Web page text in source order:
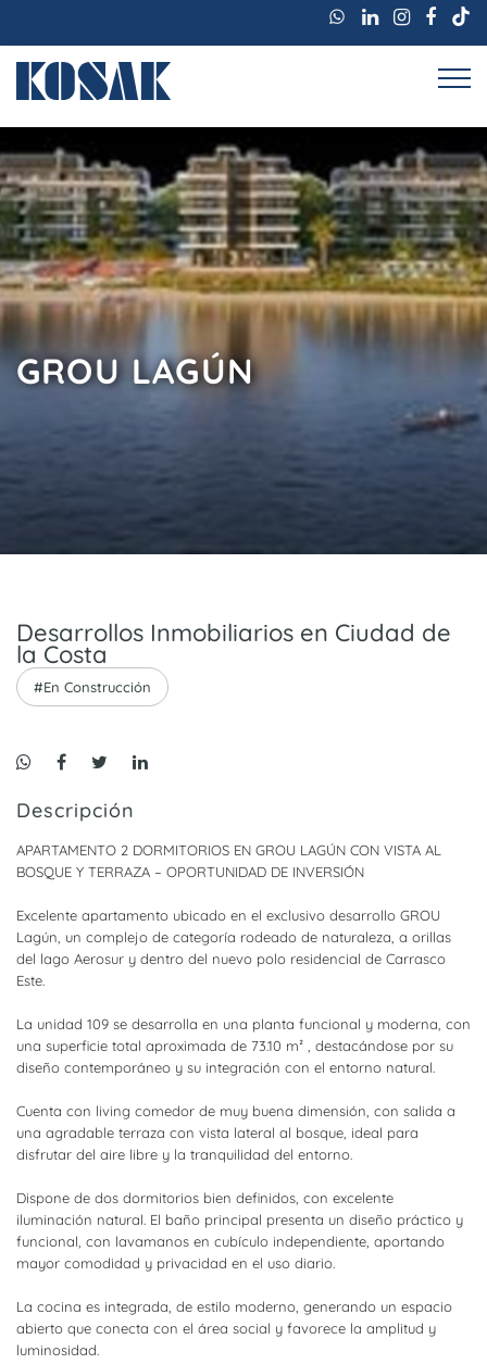
GROU LAGÚN
Desarrollos Inmobiliarios en Ciudad de
la Costa
#En Construcción
Descripción
APARTAMENTO 2 DORMITORIOS EN GROU LAGÚN CON VISTA AL
BOSQUE Y TERRAZA – OPORTUNIDAD DE INVERSIÓN
Excelente apartamento ubicado en el exclusivo desarrollo GROU
Lagún, un complejo de categoría rodeado de naturaleza, a orillas
del lago Aerosur y dentro del nuevo polo residencial de Carrasco
Este.
La unidad 109 se desarrolla en una planta funcional y moderna, con
una superficie total aproximada de 73.10 m² , destacándose por su
diseño contemporáneo y su integración con el entorno natural.
Cuenta con living comedor de muy buena dimensión, con salida a
una agradable terraza con vista lateral al bosque, ideal para
disfrutar del aire libre y la tranquilidad del entorno.
Dispone de dos dormitorios bien definidos, con excelente
iluminación natural. El baño principal presenta un diseño práctico y
funcional, con lavamanos en cubículo independiente, aportando
mayor comodidad y privacidad en el uso diario.
La cocina es integrada, de estilo moderno, generando un espacio
abierto que conecta con el área social y favorece la amplitud y
luminosidad.